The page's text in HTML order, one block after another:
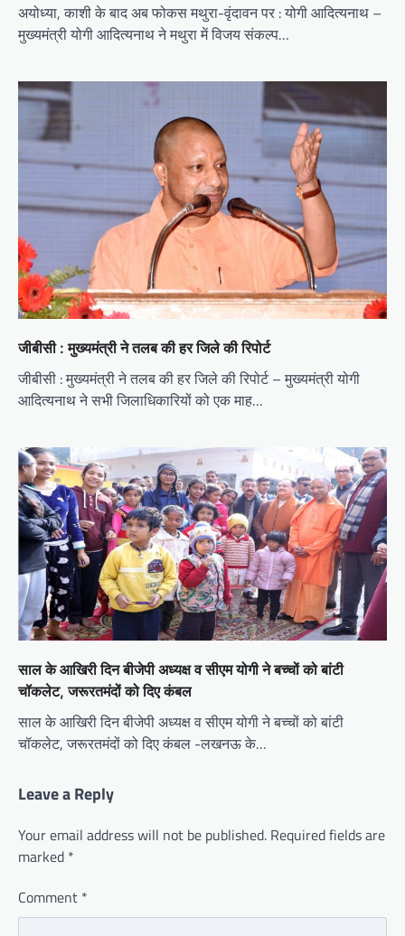
अयोध्या, काशी के बाद अब फोकस मथुरा-वृंदावन पर : योगी आदित्यनाथ –
मुख्यमंत्री योगी आदित्यनाथ ने मथुरा में विजय संकल्प…
जीबीसी : मुख्यमंत्री ने तलब की हर जिले की रिपोर्ट
जीबीसी : मुख्यमंत्री ने तलब की हर जिले की रिपोर्ट – मुख्यमंत्री योगी
आदित्यनाथ ने सभी जिलाधिकारियों को एक माह…
साल के आखिरी दिन बीजेपी अध्यक्ष व सीएम योगी ने बच्चों को बांटी
चॉकलेट, जरूरतमंदों को दिए कंबल
साल के आखिरी दिन बीजेपी अध्यक्ष व सीएम योगी ने बच्चों को बांटी
चॉकलेट, जरूरतमंदों को दिए कंबल -लखनऊ के…
Leave a Reply
Your email address will not be published. Required fields are
marked *
Comment *